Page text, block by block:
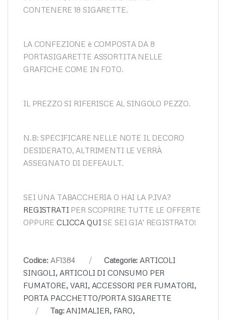
CONTENERE 18 SIGARETTE.
LA CONFEZIONE è COMPOSTA DA 8
PORTASIGARETTE ASSORTITA NELLE
GRAFICHE COME IN FOTO.
IL PREZZO SI RIFERISCE AL SINGOLO PEZZO.
N.B: SPECIFICARE NELLE NOTE IL DECORO
DESIDERATO, ALTRIMENTI LE VERRÀ
ASSEGNATO DI DEFEAULT.
SEI UNA TABACCHERIA O HAI LA P.IVA?
REGISTRATI PER SCOPRIRE TUTTE LE OFFERTE
OPPURE CLICCA QUI SE SEI GIA’ REGISTRATO!
Codice: AF1384 Categorie:ARTICOLI
SINGOLI, ARTICOLI DI CONSUMO PER
FUMATORE, VARI, ACCESSORI PER FUMATORI,
PORTA PACCHETTO/PORTA SIGARETTE
Tag:ANIMALIER, FARO,